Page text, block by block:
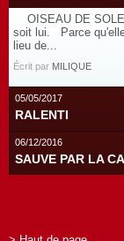
OISEAU DE
soit lui. Parce
lieu de...
Écrit par MILIQUE
05/05/2017
RALENTI
06/12/2016
SAUVE PAR LA